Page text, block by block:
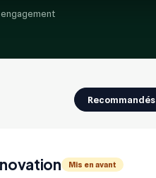
engagement
Recommandés
Mis en avant